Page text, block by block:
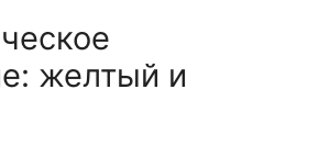
желтый и